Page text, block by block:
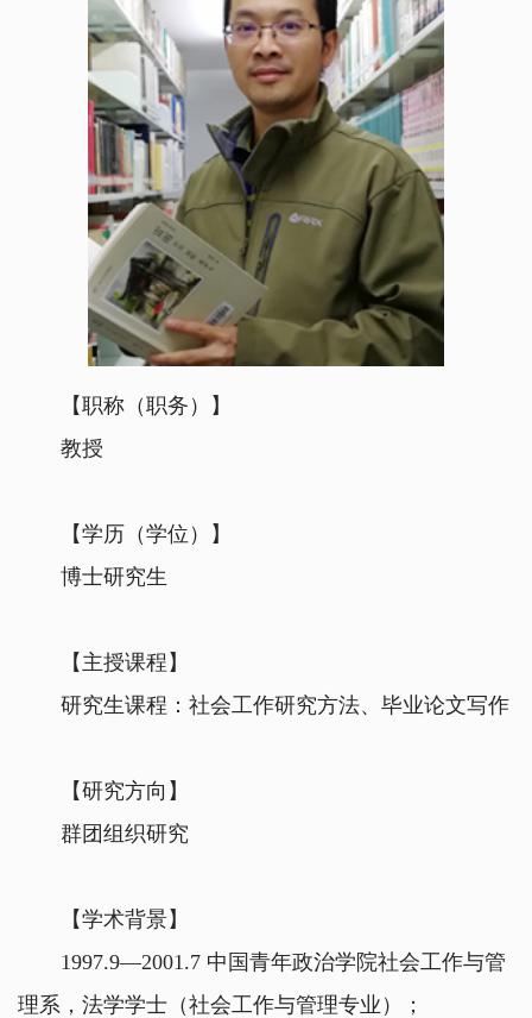
【职称（职务）】
教授
【学历（学位）】
博士研究生
【主授课程】
研究生课程：社会工作研究方法、毕业论文写作
【研究方向】
群团组织研究
【学术背景】
1997.9—2001.7 中国青年政治学院社会工作与管
理系，法学学士（社会工作与管理专业）；